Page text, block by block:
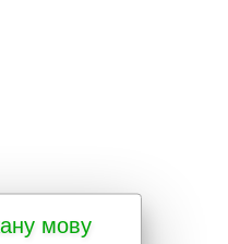
мову